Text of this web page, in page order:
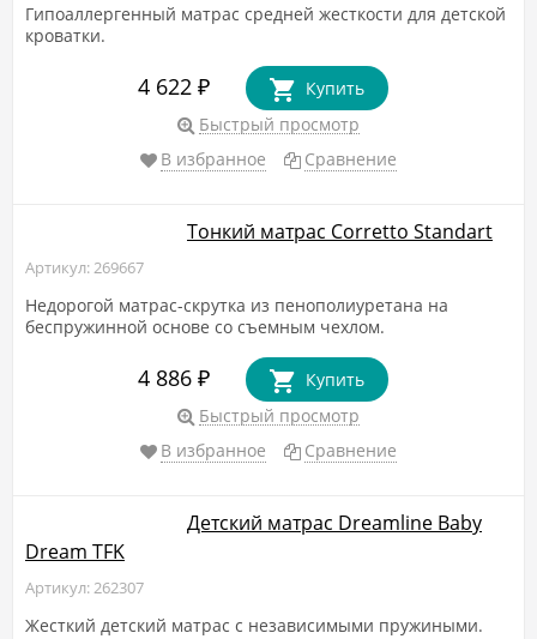
Гипоаллергенный матрас средней жесткости для детской
кроватки.
4 622 ₽
Купить
Быстрый просмотр
В избранное
Сравнение
Тонкий матрас Corretto Standart
Артикул: 269667
Недорогой матрас-скрутка из пенополиуретана на
беспружинной основе со съемным чехлом.
4 886 ₽
Купить
Быстрый просмотр
В избранное
Сравнение
Детский матрас Dreamline Baby
Dream TFK
Артикул: 262307
Жесткий детский матрас с независимыми пружиными.